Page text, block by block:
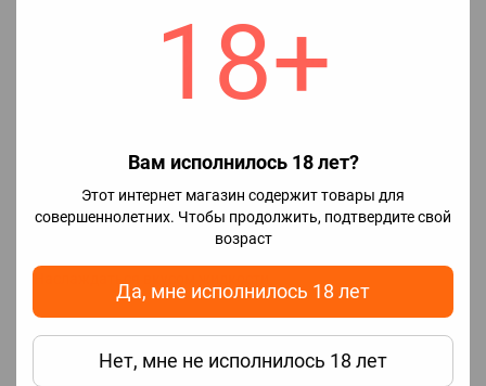
18+
Вам исполнилось 18 лет?
Этот интернет магазин содержит товары для
совершеннолетних. Чтобы продолжить, подтвердите свой
возраст
Да, мне исполнилось 18 лет
Нет, мне не исполнилось 18 лет
Как смешать жидкость In Bottle:
1. Во флакон ароматизатором залить никобустер (при
необходимости) и глицерин, после чего очень хорошо
2. Наслаждаться вкусом жидкости.
подождать 2-5 дней, но парить можно сразу.